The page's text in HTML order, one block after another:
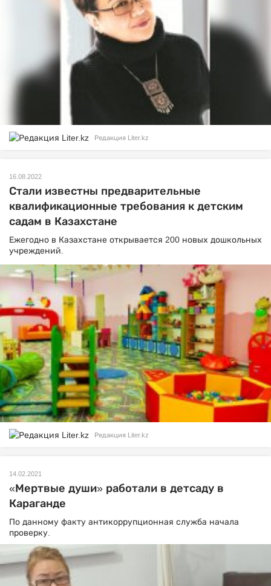
Редакция Liter.kz
16.08.2022
Стали известны предварительные
квалификационные требования к детским
садам в Казахстане
Ежегодно в Казахстане открывается 200 новых дошкольных
учреждений.
Редакция Liter.kz
14.02.2021
«Мертвые души» работали в детсаду в
Караганде
По данному факту антикоррупционная служба начала
проверку.